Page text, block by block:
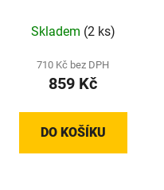
Skladem (2 ks)
710 Kč bez DPH
859 Kč
DO KOŠÍKU